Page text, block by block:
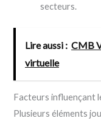
secteurs.
Lire aussi : CMB
virtuelle
Facteurs influençant
Plusieurs éléments